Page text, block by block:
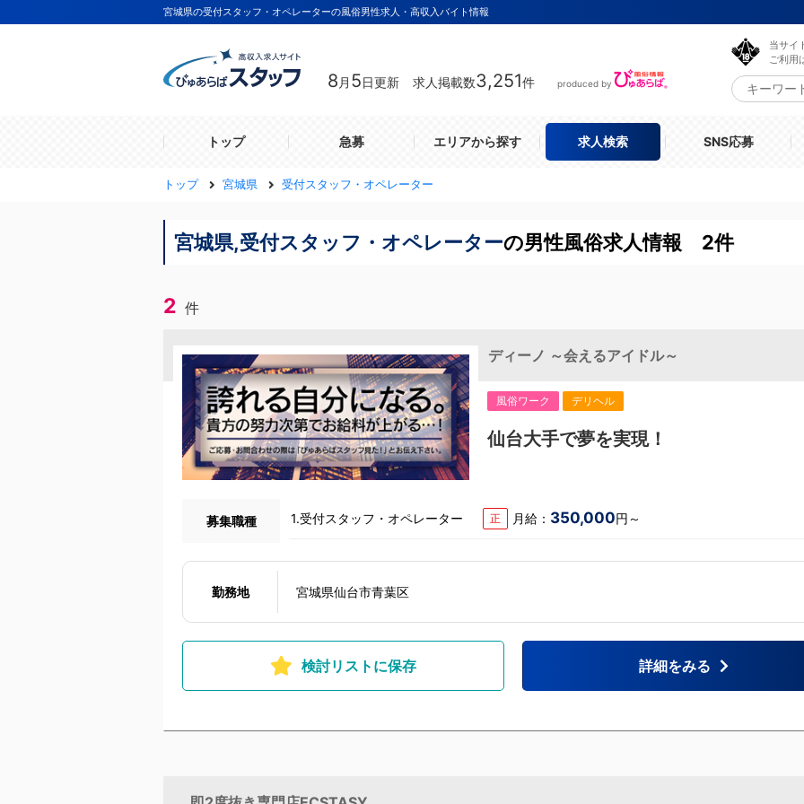
宮城県の受付スタッフ・オペレーターの風俗男性求人・高収入バイト情報
8 月 5日更新 求人掲載数3,251件 produced by
当サイ
ご利用
トップ 急募 エリアから探す 求人検索 SNS応募
トップ 宮城県 受付スタッフ・オペレーター
宮城県,受付スタッフ・オペレーターの男性風俗求人情報 2件
2 件
ディーノ ～会えるアイドル～
風俗ワーク デリヘル
仙台大手で夢を実現！
募集職種 1.受付スタッフ・オペレーター 正 月給： 350,000円～
勤務地 宮城県仙台市青葉区
検討リストに保存 詳細をみる